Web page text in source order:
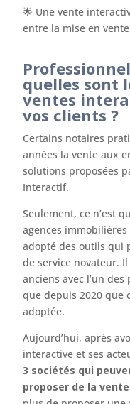
🌟 Une vente
entre la mise en
quelles sont
ventes
vos clients ?
Certains notaires
années la vente aux
solutions proposées
Interactif.
Seulement, ce n’est
agences
adopté des outils qui
de service novateur.
anciens avec l’un
que depuis 2020 que
adoptée.
Aujourd’hui, après
interactive et ses
3 sociétés qui
proposer de la